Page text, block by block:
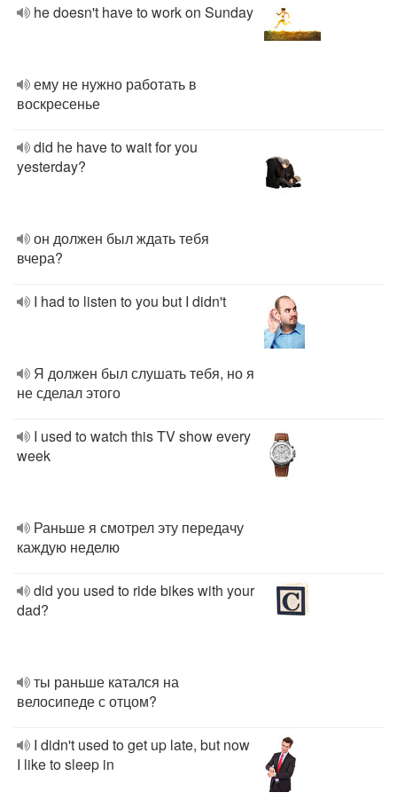
he doesn't have to work on Sunday
ему не нужно работать в
воскресенье
did he have to wait for you
yesterday?
он должен был ждать тебя
вчера?
I had to listen to you but I didn't
Я должен был слушать тебя, но я
не сделал этого
I used to watch this TV show every
week
Раньше я смотрел эту передачу
каждую неделю
did you used to ride bikes with your
dad?
ты раньше катался на
велосипеде с отцом?
I didn't used to get up late, but now
I like to sleep in